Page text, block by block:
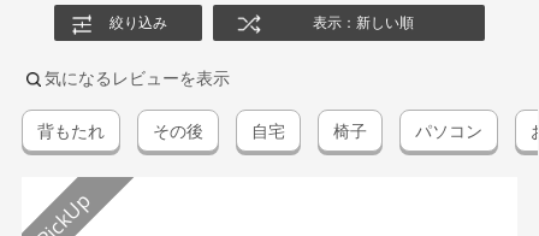
絞り込み 表示：新しい順
気になるレビューを表示
背もたれ その後 自宅 椅子 パソコン